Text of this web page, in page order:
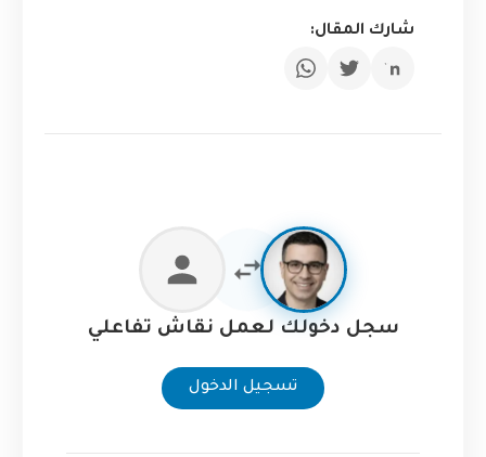
شارك المقال:
سجل دخولك لعمل نقاش تفاعلي
تسجيل الدخول